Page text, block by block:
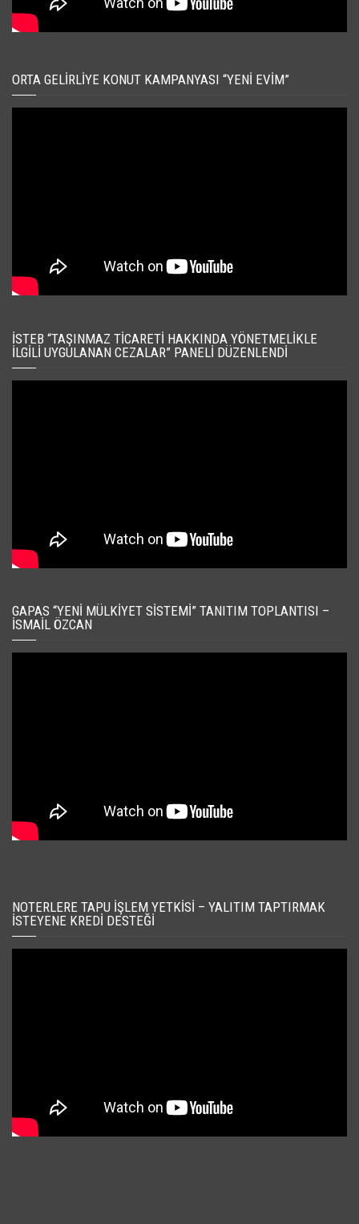
ORTA GELIRLIYE KONUT KAMPANYASI “YENI EVIM”
İSTEB “TAŞINMAZ TICARETI HAKKINDA YÖNETMELIKLE
İLGILI UYGULANAN CEZALAR” PANELI DÜZENLENDI
GAPAS “YENI MÜLKIYET SISTEMI” TANITIM TOPLANTISI –
İSMAIL ÖZCAN
NOTERLERE TAPU İŞLEM YETKISI – YALITIM TAPTIRMAK
İSTEYENE KREDI DESTEĞI